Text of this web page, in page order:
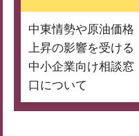
中東情勢や原油価格
上昇の影響を受ける
中小企業向け相談窓
口について